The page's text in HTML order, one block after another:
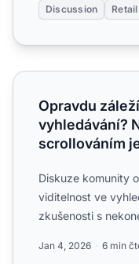
Discussion Retail
Opravdu záleží na
Opravdu
vyhledávání?
scrollováním
Diskuze komunity
viditelnost ve
zkušenosti s
Jan 4, 2026 6 min